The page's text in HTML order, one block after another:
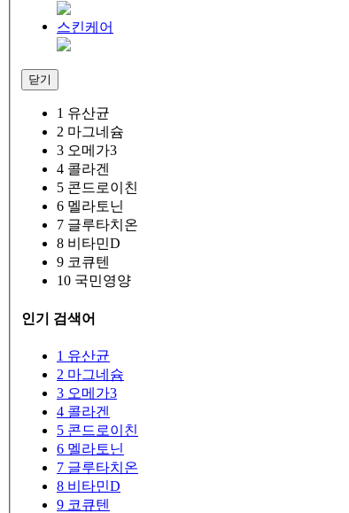
스킨케어
닫기
1 유산균
2 마그네슘
3 오메가3
4 콜라겐
5 콘드로이친
6 멜라토닌
7 글루타치온
8 비타민D
9 코큐텐
10 국민영양
인기 검색어
1 유산균
2 마그네슘
3 오메가3
4 콜라겐
5 콘드로이친
6 멜라토닌
7 글루타치온
8 비타민D
9 코큐텐